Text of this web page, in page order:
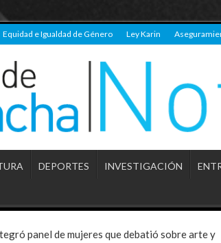
Equidad e Igualdad de Género Ley Karin
DEPORTES INVESTIGACIÓN
panel de mujeres que debatió sobre arte y